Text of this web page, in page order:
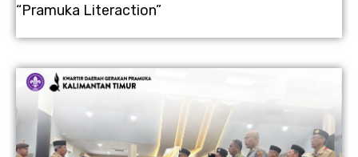
“Pramuka Literaction”